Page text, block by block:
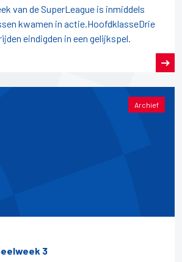
van de SuperLeague is inmiddels
kwamen in actie.HoofdklasseDrie
eindigden in een gelijkspel.
Archief
3